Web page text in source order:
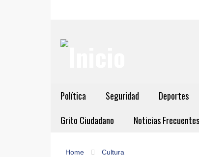
Política Seguridad Deportes
Grito Ciudadano
Noticias Frecuentes
Home Cultura